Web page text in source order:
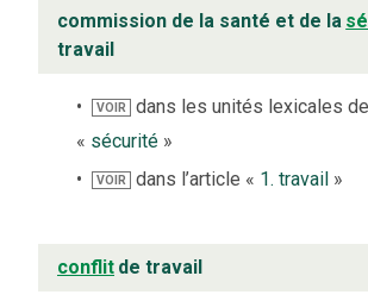
commission de la santé et de la
travail
VOIR
dans les unités lexicales de
« sécurité »
VOIR dans l’article « 1. travail »
conflit de travail